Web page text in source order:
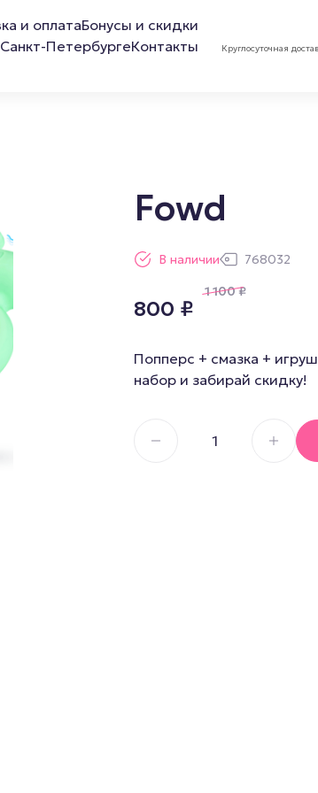
и оплатаБонусы и скидки
ПетербургеКонтакты
Круглосуточная
Расслабляющая смазка
Смазка для фистинга
Силиконовая смазка
Дилдо
Fowd
В наличии 768032
800 ₽
1 100₽
Попперс + смазка +
набор и забирай скидку!